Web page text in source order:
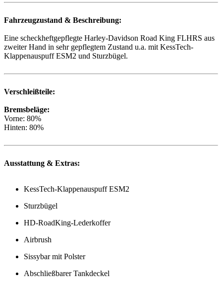
Fahrzeugzustand & Beschreibung:
Eine scheckheftgepflegte Harley-Davidson Road King FLHRS aus
zweiter Hand in sehr gepflegtem Zustand u.a. mit KessTech-
Klappenauspuff ESM2 und Sturzbügel.
Verschleißteile:
Bremsbeläge:
Vorne: 80%
Hinten: 80%
Ausstattung & Extras:
KessTech-Klappenauspuff ESM2
Sturzbügel
HD-RoadKing-Lederkoffer
Airbrush
Sissybar mit Polster
Abschließbarer Tankdeckel